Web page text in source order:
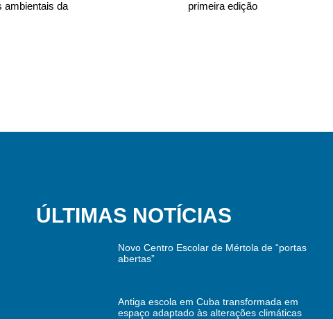
ambientais da
primeira edição
ÚLTIMAS NOTÍCIAS
Novo Centro Escolar de Mértola de “portas
abertas”
Antiga escola em Cuba transformada em
espaço adaptado às alterações climáticas